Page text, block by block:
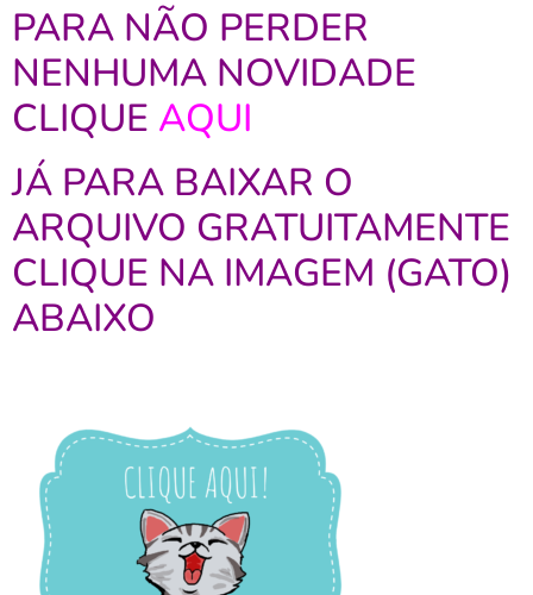
PARA NÃO PERDER
NENHUMA NOVIDADE
CLIQUE AQUI
JÁ PARA BAIXAR O
ARQUIVO GRATUITAMENTE
CLIQUE NA IMAGEM (GATO)
ABAIXO